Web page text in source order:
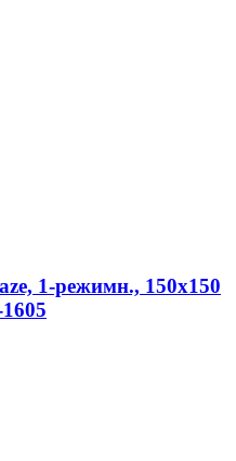
1-режимн., 150х150